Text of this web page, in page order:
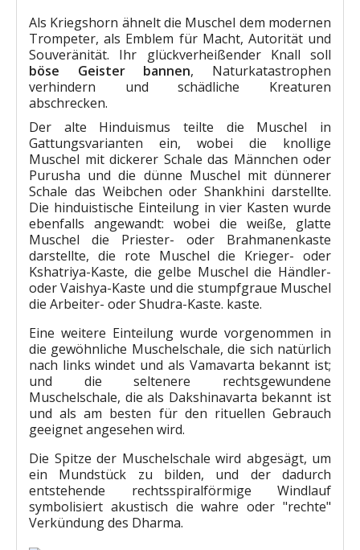
Als Kriegshorn ähnelt die Muschel dem modernen
Trompeter, als Emblem für Macht, Autorität und
Souveränität. Ihr glückverheißender Knall soll
böse Geister bannen, Naturkatastrophen
verhindern und schädliche Kreaturen
abschrecken.
Der alte Hinduismus teilte die Muschel in
Gattungsvarianten ein, wobei die knollige
Muschel mit dickerer Schale das Männchen oder
Purusha und die dünne Muschel mit dünnerer
Schale das Weibchen oder Shankhini darstellte.
Die hinduistische Einteilung in vier Kasten wurde
ebenfalls angewandt: wobei die weiße, glatte
Muschel die Priester- oder Brahmanenkaste
darstellte, die rote Muschel die Krieger- oder
Kshatriya-Kaste, die gelbe Muschel die Händler-
oder Vaishya-Kaste und die stumpfgraue Muschel
die Arbeiter- oder Shudra-Kaste. kaste.
Eine weitere Einteilung wurde vorgenommen in
die gewöhnliche Muschelschale, die sich natürlich
nach links windet und als Vamavarta bekannt ist;
und die seltenere rechtsgewundene
Muschelschale, die als Dakshinavarta bekannt ist
und als am besten für den rituellen Gebrauch
geeignet angesehen wird.
Die Spitze der Muschelschale wird abgesägt, um
ein Mundstück zu bilden, und der dadurch
entstehende rechtsspiralförmige Windlauf
symbolisiert akustisch die wahre oder "rechte"
Verkündung des Dharma.